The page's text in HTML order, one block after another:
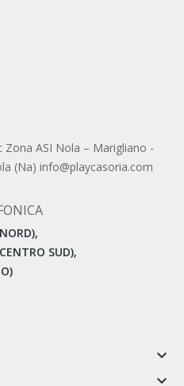
Zona ASI Nola – Marigliano -
(Na) info@playcasoria.com
SUD),
keyboard_arrow_down
keyboard_arrow_down